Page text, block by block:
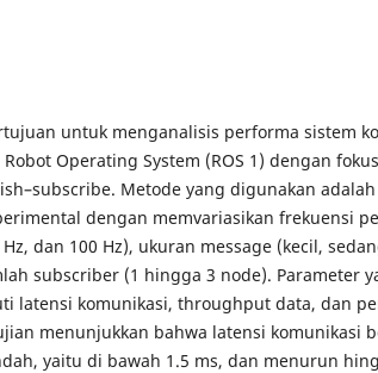
untuk menganalisis performa sistem
Operating System (ROS 1) dengan
Metode yang digunakan adalah
dengan memvariasikan frekuensi
dan 100 Hz), ukuran message (kecil,
subscriber (1 hingga 3 node). Parameter
latensi komunikasi, throughput data, dan
menunjukkan bahwa latensi komunikasi
yaitu di bawah 1.5 ms, dan menurun